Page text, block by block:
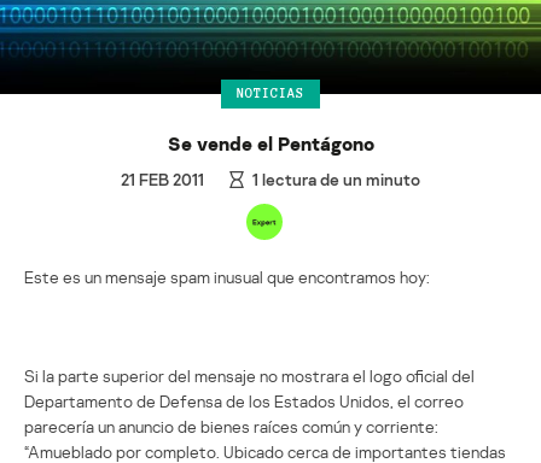
NOTICIAS
Se vende el Pentágono
21 FEB 2011 1 lectura de un minuto
Este es un mensaje spam inusual que encontramos hoy:
Si la parte superior del mensaje no mostrara el logo oficial del
Departamento de Defensa de los Estados Unidos, el correo
parecería un anuncio de bienes raíces común y corriente:
“Amueblado por completo. Ubicado cerca de importantes tiendas